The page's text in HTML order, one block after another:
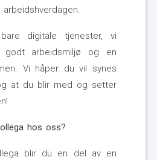
digitale tjenester, vi
arbeidsmiljø og en
Vi håper du vil synes
at du blir med og setter
hos oss?
blir du en del av en